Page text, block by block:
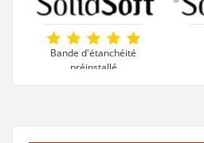
Bande d'étanchéité
préinstallé
105 €